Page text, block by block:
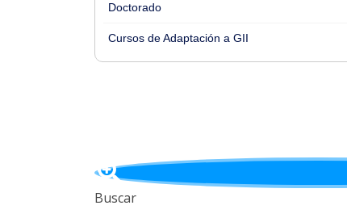
Doctorado
Cursos de Adaptación a GII
Buscar